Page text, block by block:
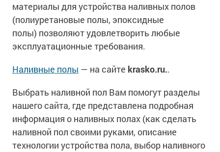
материалы для устройства наливных полов
(полиуретановые полы, эпоксидные
полы) позволяют удовлетворить любые
эксплуатационные требования.
Наливные полы — на сайте krasko.ru..
Выбрать наливной пол Вам помогут разделы
нашего сайта, где представлена подробная
информация о наливных полах (как сделать
наливной пол своими руками, описание
технологии устройства пола, выбор наливного